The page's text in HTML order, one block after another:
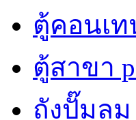
ตู้คอนเท
ตู้สาขา
ถังปั๊มลม